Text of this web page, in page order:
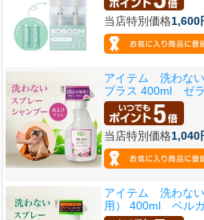
当店特別価格1,600
アイテム 洗わな
プラス 400ml ゼ
当店特別価格1,040
アイテム 洗わな
用） 400ml ベル